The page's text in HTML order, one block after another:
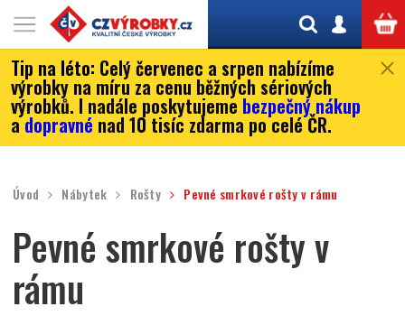
Tip na léto: Celý červenec a srpen nabízíme
výrobky na míru za cenu běžných sériových
výrobků. I nadále poskytujeme bezpečný nákup
adopravné nad 10 tisíc zdarma po celé ČR.
Úvod Nábytek Rošty Pevné smrkové rošty v rámu
Pevné smrkové rošty v
rámu